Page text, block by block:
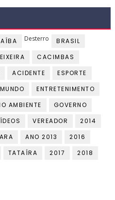
Desterro
BRASIL
CACIMBAS
ACIDENTE
ESPORTE
MUNDO
ENTRETENIMENTO
AMBIENTE
GOVERNO
VEREADOR
2014
ANO 2013
2016
TATAÍRA 2017
2018